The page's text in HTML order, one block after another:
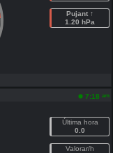
Pujant ↑
1.20 hPa
7:18 am
Última hora
0.0
Valorar/h